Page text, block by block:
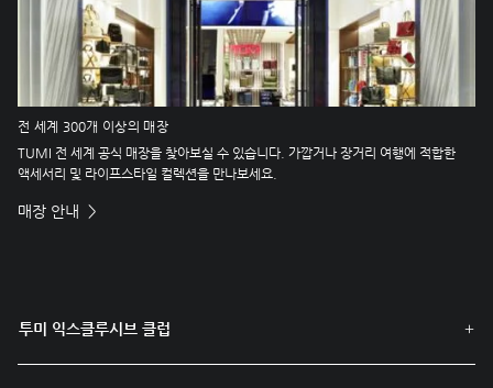
전 세계 300개 이상의 매장
TUMI 전 세계 공식 매장을 찾아보실 수 있습니다. 가깝거나 장거리 여행에 적합한
액세서리 및 라이프스타일 컬렉션을 만나보세요.
매장 안내
투미 익스클루시브 클럽